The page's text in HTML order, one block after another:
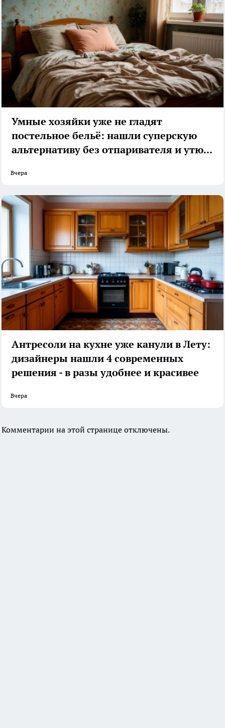
Умные хозяйки уже не гладят
постельное бельё: нашли суперскую
альтернативу без отпаривателя и утюга
Вчера
Антресоли на кухне уже канули в Лету:
дизайнеры нашли 4 современных
решения - в разы удобнее и красивее
Вчера
Комментарии на этой странице отключены.